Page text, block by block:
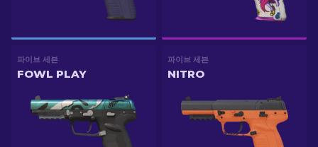
파이브 세븐
FOWL PLAY
파이브 세븐
NITRO